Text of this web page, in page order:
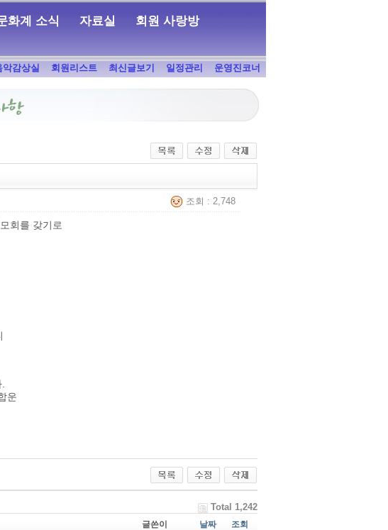
화계 소식 자료실 회원 사랑방
악감상실 회원리스트 최신글보기 일정관리 운영진코너
조회 : 2,748
회를 갖기로
운
Total 1,242
글쓴이 날짜 조회